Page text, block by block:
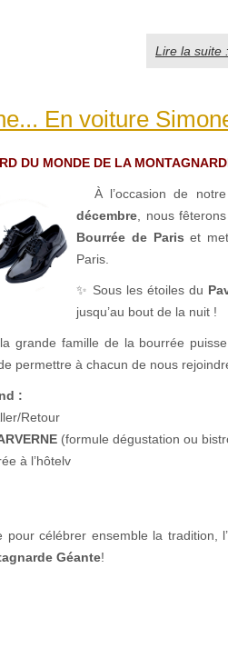
Lire la suite
En voiture
DU MONDE DE LA
À l’occasion de
décembre , nous
Bourrée de Paris et
Paris.
✨ Sous les étoiles du
jusqu’au bout de la nuit !
grande famille de la bourrée
permettre à chacun de nous
:
Retour
(formule dégustation ou
à l’hôtelv
pour célébrer ensemble la tradition,
Géante!